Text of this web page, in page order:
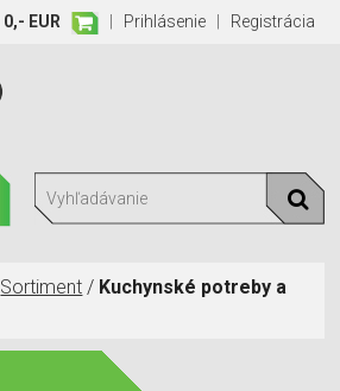
0,- EUR | Prihlásenie| Registrácia
Sortiment / Kuchynské potreby a